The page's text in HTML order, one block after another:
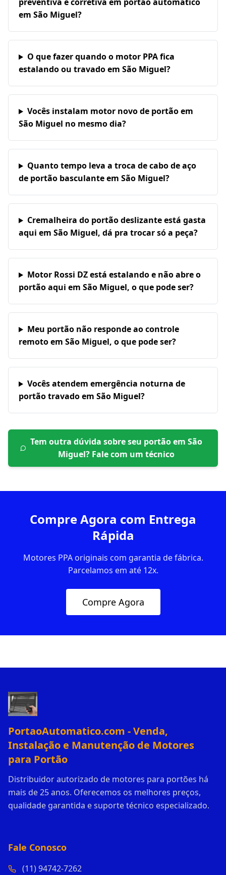
em São Miguel?
O que fazer quando o motor PPA fica
estalando ou travado em São Miguel?
Vocês instalam motor novo de portão em
São Miguel no mesmo dia?
Quanto tempo leva a troca de cabo de aço
de portão basculante em São Miguel?
Cremalheira do portão deslizante está gasta
aqui em São Miguel, dá pra trocar só a peça?
Motor Rossi DZ está estalando e não abre o
portão aqui em São Miguel, o que pode ser?
Meu portão não responde ao controle
remoto em São Miguel, o que pode ser?
Vocês atendem emergência noturna de
portão travado em São Miguel?
Tem outra dúvida sobre seu portão em São
Miguel? Fale com um técnico
Compre Agora com Entrega
Rápida
Motores PPA originais com garantia de fábrica.
Parcelamos em até 12x.
Compre Agora
PortaoAutomatico.com - Venda,
Instalação e Manutenção de Motores
para Portão
Distribuidor autorizado de motores para portões há
mais de 25 anos. Oferecemos os melhores preços,
qualidade garantida e suporte técnico especializado.
Fale Conosco
(11) 94742-7262